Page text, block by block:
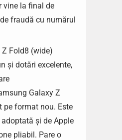
vine la final de
fraudă cu numărul
Fold8 (wide)
și dotări excelente,
Galaxy Z
pe format nou. Este
și de Apple
pliabil. Pare o